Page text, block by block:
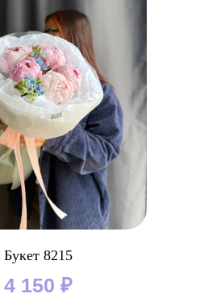
Букет 8215
4 150 ₽